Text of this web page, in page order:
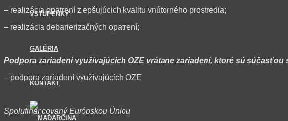
VSTUPENKY
GALÉRIA
KONTAKT
– realizácia opatrení zlepšujúcich kvalitu vnútorného prostredia;
– realizácia debarierizačných opatrení;
Podpora zariadení využívajúcich OZE vrátane zariadení, ktoré sú
– podpora zariadení využívajúcich OZE
Spolufinancovaný Európskou Úniou